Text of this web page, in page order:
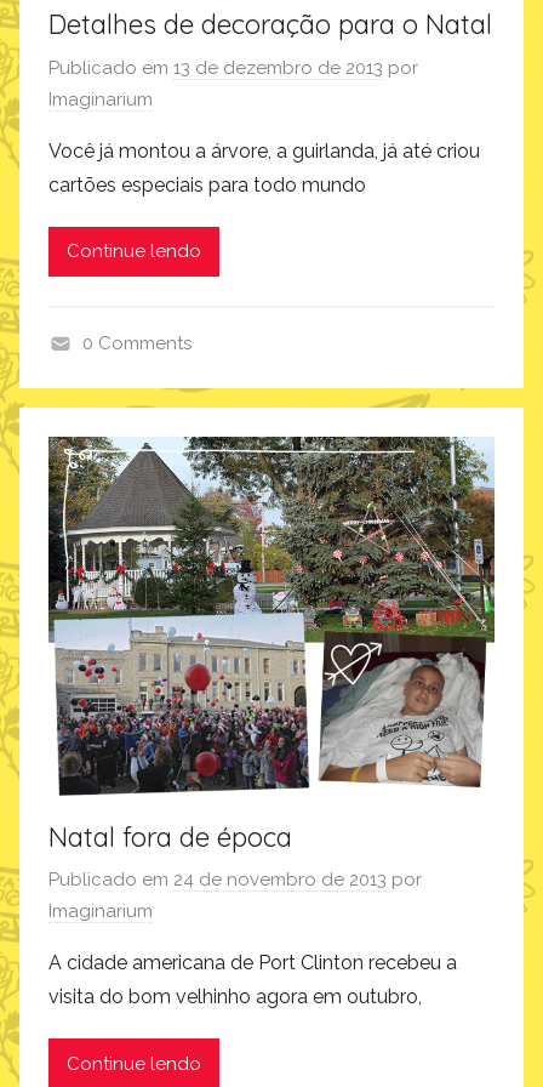
Detalhes de decoração para o Natal
Publicado em 13 de dezembro de 2013 por
Imaginarium
Você já montou a árvore, a guirlanda, já até criou
cartões especiais para todo mundo
Continue lendo
r
t
e
e
d
e
s
i
g
n
n
p
i
r
ç
ã
o
0 Comments
Natal fora de época
Publicado em 24 de novembro de 2013 por
Imaginarium
A cidade americana de Port Clinton recebeu a
visita do bom velhinho agora em outubro,
Continue lendo